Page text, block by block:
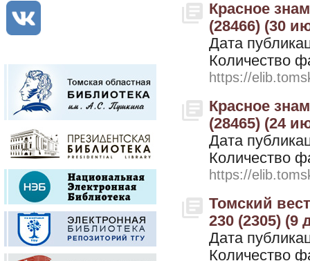
Красное
(28466) (30
Дата
Количество
https://
Красное
(28465) (24
Дата
Количество
https://
Томский
230 (2305) (9
Дата
Количество